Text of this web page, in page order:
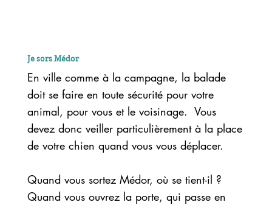
Je sors Médor
En ville comme à la campagne, la balade
doit se faire en toute sécurité pour votre
animal, pour vous et le voisinage. Vous
devez donc veiller particulièrement à la place
de votre chien quand vous vous déplacer.
Quand vous sortez Médor, où se tient-il ?
Quand vous ouvrez la porte, qui passe en